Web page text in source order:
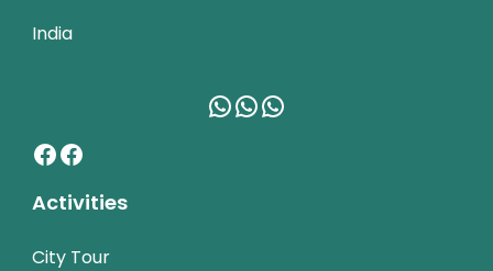
India
WhatsApp
WhatsApp
WhatsApp
Facebook
Facebook
Activities
City Tour